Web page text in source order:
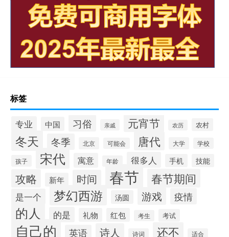
标签
专业 中国 习俗 亲戚 元宵节 农历 农村
冬天 冬季 北京 可能会 唐代 大学 学校
孩子 宋代 寓意 年龄 很多人 手机 技能
攻略 新年 时间 春节 春节期间
是一个 梦幻西游 汤圆 游戏 疫情
的人 的是 礼物 红包 考生 考试
自己的 英语 诗人 诗词 还不 适合